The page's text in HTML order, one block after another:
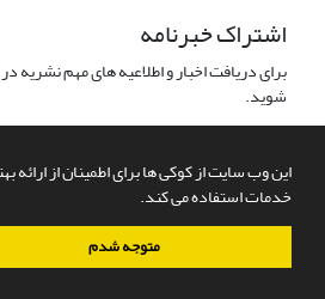
این وب سایت از کوکی ها برای اطمینان از ارائه
خدمات استفاده می کند.
متوجه شدم
اشتراک خبرنامه
برای دریافت اخبار و اطلاعیه های مهم نشریه
شوید.
سامانه مدیریت نشریات علمی.طراحی و پیاده